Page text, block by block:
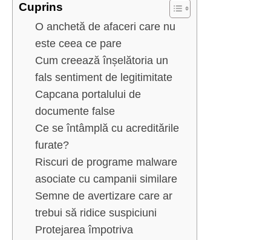
Cuprins
O anchetă de afaceri care nu
este ceea ce pare
Cum creează înșelătoria un
fals sentiment de legitimitate
Capcana portalului de
documente false
Ce se întâmplă cu acreditările
furate?
Riscuri de programe malware
asociate cu campanii similare
Semne de avertizare care ar
trebui să ridice suspiciuni
Protejarea împotriva